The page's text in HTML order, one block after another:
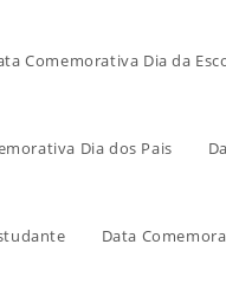
Comemorativa Dia da
Dia dos Pais
Data